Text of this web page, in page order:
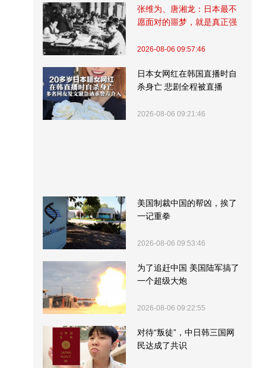
张维为、唐湘龙：日本最不
愿面对的噩梦，就是真正强
2026-08-06 09:57:46
日本女网红在韩国直播时自
杀身亡 悲剧全程被直播
2026-08-06 09:21:46
美国制裁中国的帮凶，挨了
一记重拳
2026-08-06 09:53:46
为了追赶中国 美国陆军搞了
一个超级大炮
2026-08-06 09:22:55
对待“叛徒”，中日韩三国网
民达成了共识